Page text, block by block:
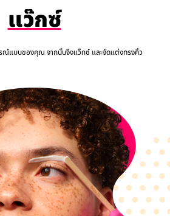
แว๊กซ์
ณ์แบบของคุณ จากนั้นจึงแว็กซ์ และจัดแต่งทรงคิ้ว